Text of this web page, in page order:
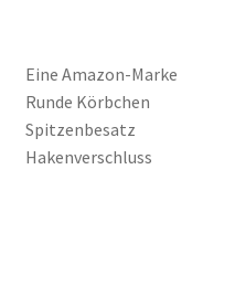
Eine Amazon-Marke
Runde Körbchen
Spitzenbesatz
Hakenverschluss